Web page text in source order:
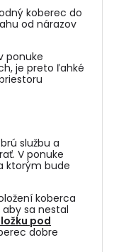
koberec do
od nárazov
ponuke
je preto ľahké
službu a
V ponuke
ktorým bude
koberca
sa nestal
pod
dobre